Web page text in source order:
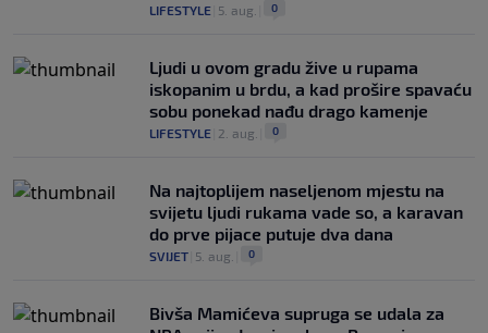
LIFESTYLE 5. aug. 0
Ljudi u ovom gradu žive u rupama
iskopanim u brdu, a kad prošire spavaću
sobu ponekad nađu drago kamenje
LIFESTYLE 2. aug. 0
Na najtoplijem naseljenom mjestu na
svijetu ljudi rukama vade so, a karavan
do prve pijace putuje dva dana
SVIJET 5. aug. 0
Bivša Mamićeva supruga se udala za